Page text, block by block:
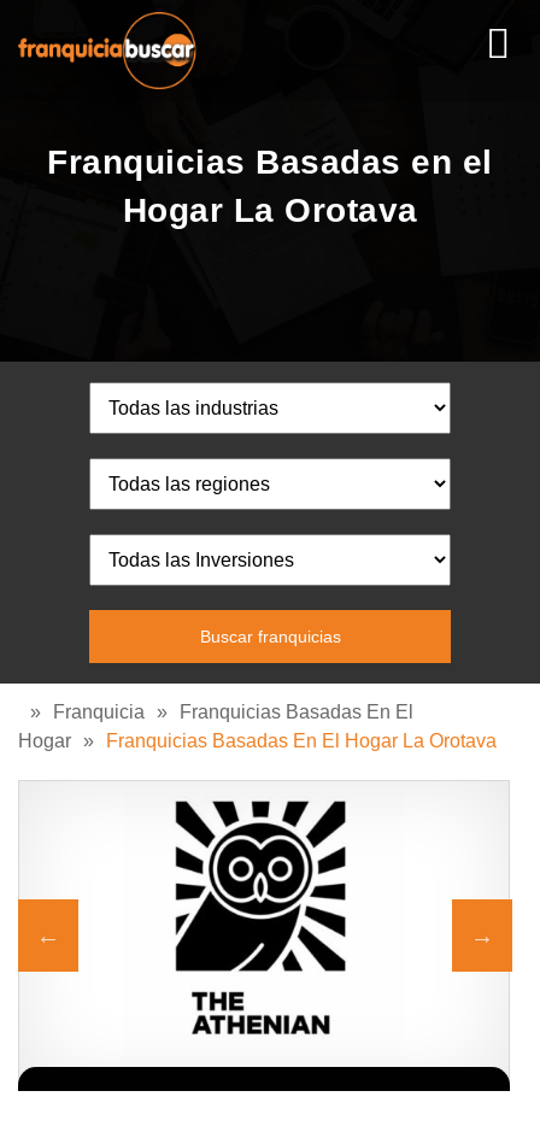
Franquicias Basadas en el
Hogar La Orotava
» Franquicia »
Franquicias Basadas En El
Hogar » Franquicias Basadas En El Hogar La Orotava